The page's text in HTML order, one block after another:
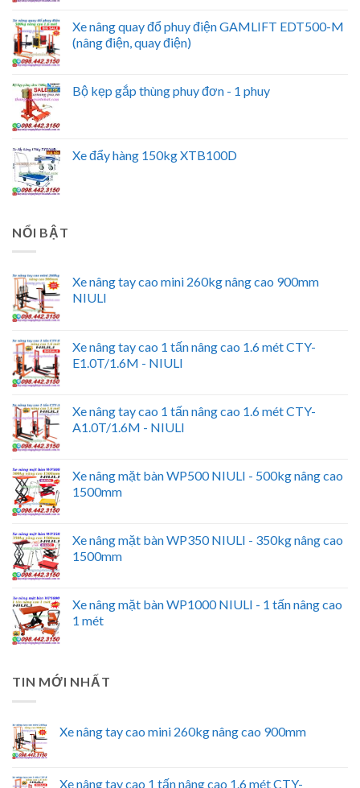
Xe nâng quay đổ phuy điện GAMLIFT EDT500-M
(nâng điện, quay điện)
Bộ kẹp gắp thùng phuy đơn - 1 phuy
Xe đẩy hàng 150kg XTB100D
NỔI BẬT
Xe nâng tay cao mini 260kg nâng cao 900mm
NIULI
Xe nâng tay cao 1 tấn nâng cao 1.6 mét CTY-
E1.0T/1.6M - NIULI
Xe nâng tay cao 1 tấn nâng cao 1.6 mét CTY-
A1.0T/1.6M - NIULI
Xe nâng mặt bàn WP500 NIULI - 500kg nâng cao
1500mm
Xe nâng mặt bàn WP350 NIULI - 350kg nâng cao
1500mm
Xe nâng mặt bàn WP1000 NIULI - 1 tấn nâng cao
1 mét
TIN MỚI NHẤT
Xe nâng tay cao mini 260kg nâng cao 900mm
Xe nâng tay cao 1 tấn nâng cao 1.6 mét CTY-